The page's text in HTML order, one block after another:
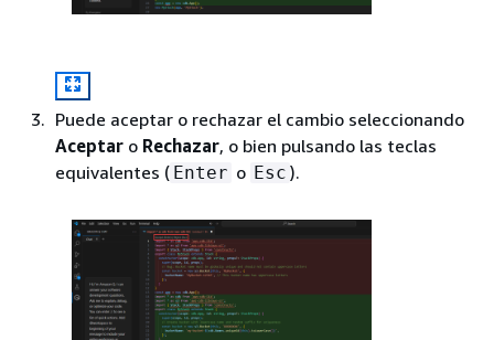
Puede aceptar o rechazar el cambio seleccionando
Aceptar o Rechazar, o bien pulsando las teclas
equivalentes ( Enter o Esc ).